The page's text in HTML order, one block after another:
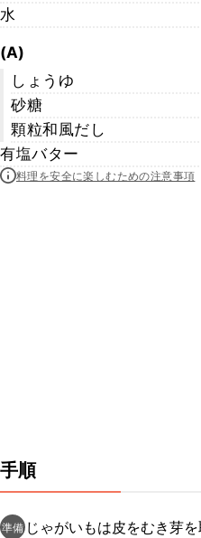
水
(A)
しょうゆ
砂糖
顆粒和風だし
有塩バター
料理を安全に楽しむための注意事項
手順
準備 じゃがいもは皮をむき芽を